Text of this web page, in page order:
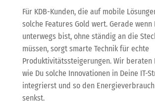
Für KDB-Kunden, die auf mobile
solche Features Gold wert. Gerade
unterwegs bist, ohne ständig an die
müssen, sorgt smarte Technik für echte
Produktivitätssteigerungen. Wir beraten
wie Du solche Innovationen in Deine IT-
integrierst und so den
senkst.